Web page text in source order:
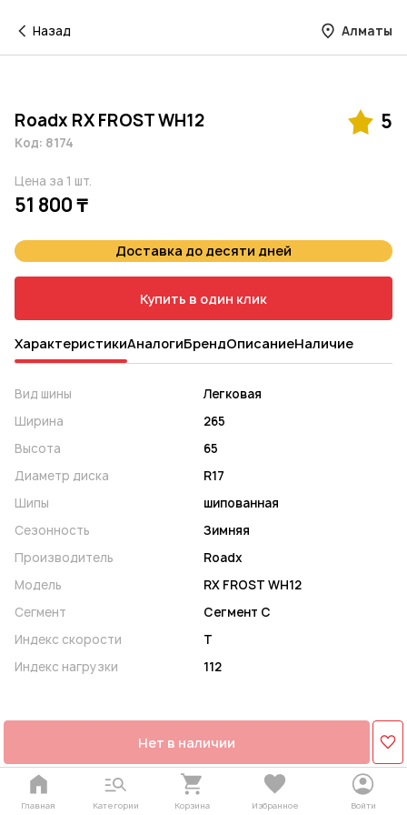
Назад Алматы
Roadx RX FROST WH12 5
Код: 8174
Цена за 1 шт.
51 800 ₸
Доставка до десяти дней
Купить в один клик
ХарактеристикиАналогиБрендОписаниеНаличие
Вид шины
Легковая
Ширина
265
Высота
65
Диаметр диска
R17
Шипы
шипованная
Сезонность
Зимняя
Производитель
Roadx
Модель
RX FROST WH12
Сегмент
Сегмент C
Индекс скорости
T
Индекс нагрузки
112
Нет в наличии
Главная Категории Корзина Избранное Войти